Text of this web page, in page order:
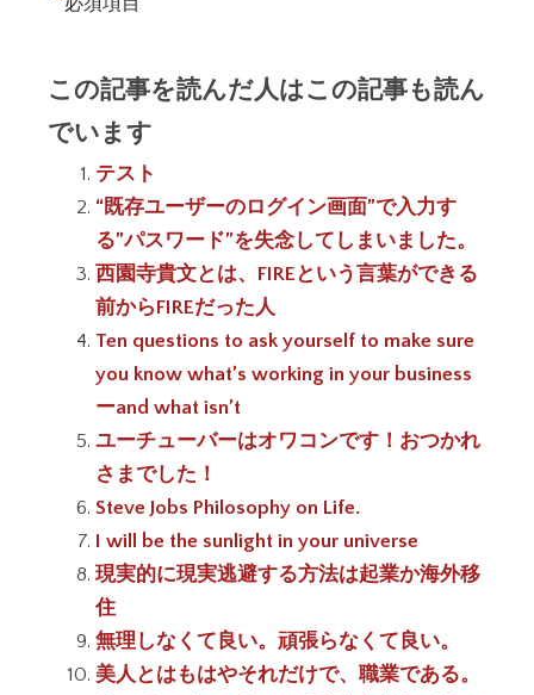
この記事を読んだ人はこの記事も読ん
でいます
テスト
“既存ユーザーのログイン画面”で入力す
る”パスワード”を失念してしまいました。
西園寺貴文とは、FIREという言葉ができる
前からFIREだった人
Ten questions to ask yourself to make sure
you know what’s working in your business
ーand what isn’t
ユーチューバーはオワコンです！おつかれ
さまでした！
Steve Jobs Philosophy on Life.
I will be the sunlight in your universe
現実的に現実逃避する方法は起業か海外移
住
無理しなくて良い。頑張らなくて良い。
美人とはもはやそれだけで、職業である。